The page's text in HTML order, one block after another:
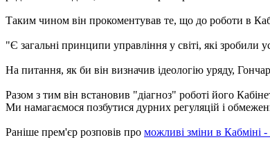
Таким чином він прокоментував те, що до роботи в
"Є загальні принципи управління у світі, які зробили
На питання, як би він визначив ідеологію уряду,
Разом з тим він встановив "діагноз" роботі його
Ми намагаємося позбутися дурних регуляцій і
Раніше прем'єр розповів про можливі зміни в Кабміні